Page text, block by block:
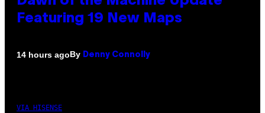
Featuring 19 New Maps
14 hours agoBy Denny Connolly
VIA HISENSE